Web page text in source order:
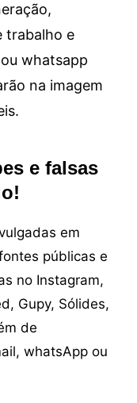
trabalho e
whatsapp
na imagem
e falsas
em
públicas e
no Instagram,
Gupy, Sólides,
de
whatsApp ou